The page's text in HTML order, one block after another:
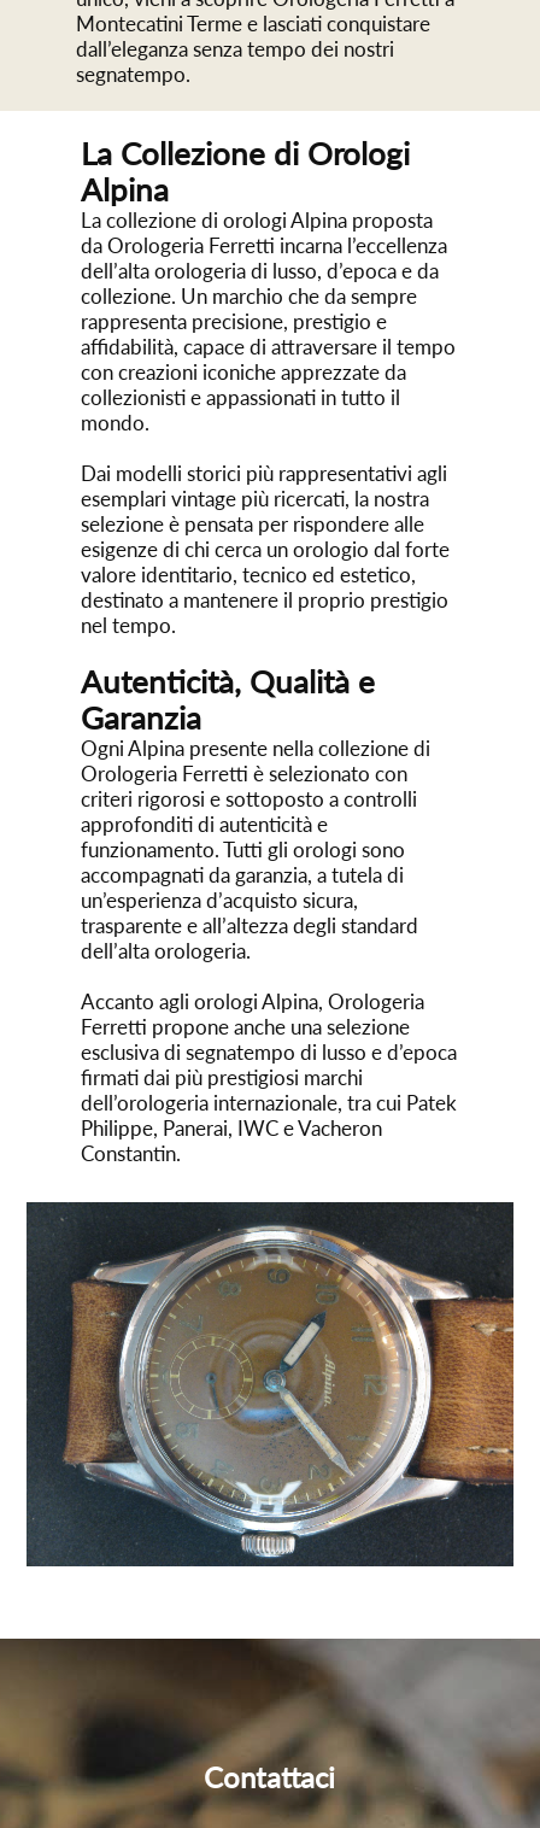
Montecatini Terme e lasciati conquistare
dall’eleganza senza tempo dei nostri
segnatempo.
La Collezione di Orologi
Alpina
La collezione di orologi Alpina proposta
da Orologeria Ferretti incarna l’eccellenza
dell’alta orologeria di lusso, d’epoca e da
collezione. Un marchio che da sempre
rappresenta precisione, prestigio e
affidabilità, capace di attraversare il tempo
con creazioni iconiche apprezzate da
collezionisti e appassionati in tutto il
mondo.
Dai modelli storici più rappresentativi agli
esemplari vintage più ricercati, la nostra
selezione è pensata per rispondere alle
esigenze di chi cerca un orologio dal forte
valore identitario, tecnico ed estetico,
destinato a mantenere il proprio prestigio
nel tempo.
Autenticità, Qualità e
Garanzia
Ogni Alpina presente nella collezione di
Orologeria Ferretti è selezionato con
criteri rigorosi e sottoposto a controlli
approfonditi di autenticità e
funzionamento. Tutti gli orologi sono
accompagnati da garanzia, a tutela di
un’esperienza d’acquisto sicura,
trasparente e all’altezza degli standard
dell’alta orologeria.
Accanto agli orologi Alpina, Orologeria
Ferretti propone anche una selezione
esclusiva di segnatempo di lusso e d’epoca
firmati dai più prestigiosi marchi
dell’orologeria internazionale, tra cui Patek
Philippe, Panerai, IWC e Vacheron
Constantin.
Contattaci